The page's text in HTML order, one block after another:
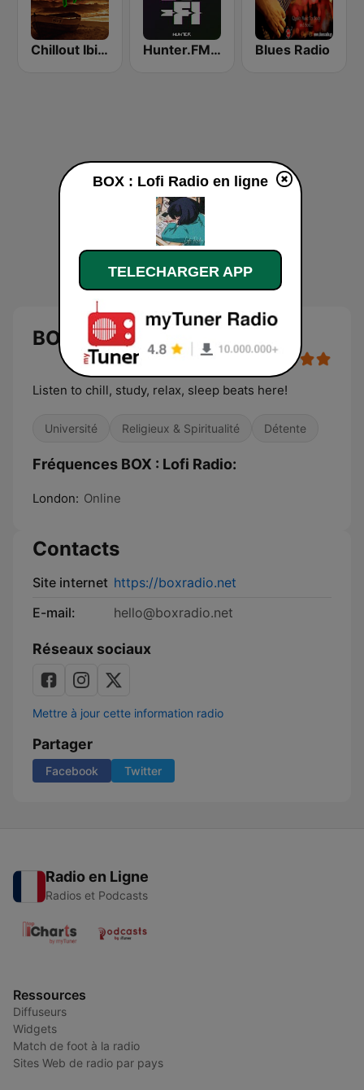
Chillout Ibiza FM Hunter.FM - Lo-Fi Blues Radio
BOX : Lofi Radio
Listen to chill, study, relax, sleep beats here!
Université Religieux & Spiritualité Détente
Fréquences BOX : Lofi Radio:
London: Online
Contacts
Site internet https://boxradio.net
E-mail:
hello@boxradio.net
Réseaux sociaux
Mettre à jour cette information radio
Partager
Facebook Twitter
Radio en Ligne
Radios et Podcasts
Ressources
Diffuseurs
Widgets
Match de foot à la radio
Sites Web de radio par pays
BOX : Lofi Radio en ligne
TELECHARGER APP